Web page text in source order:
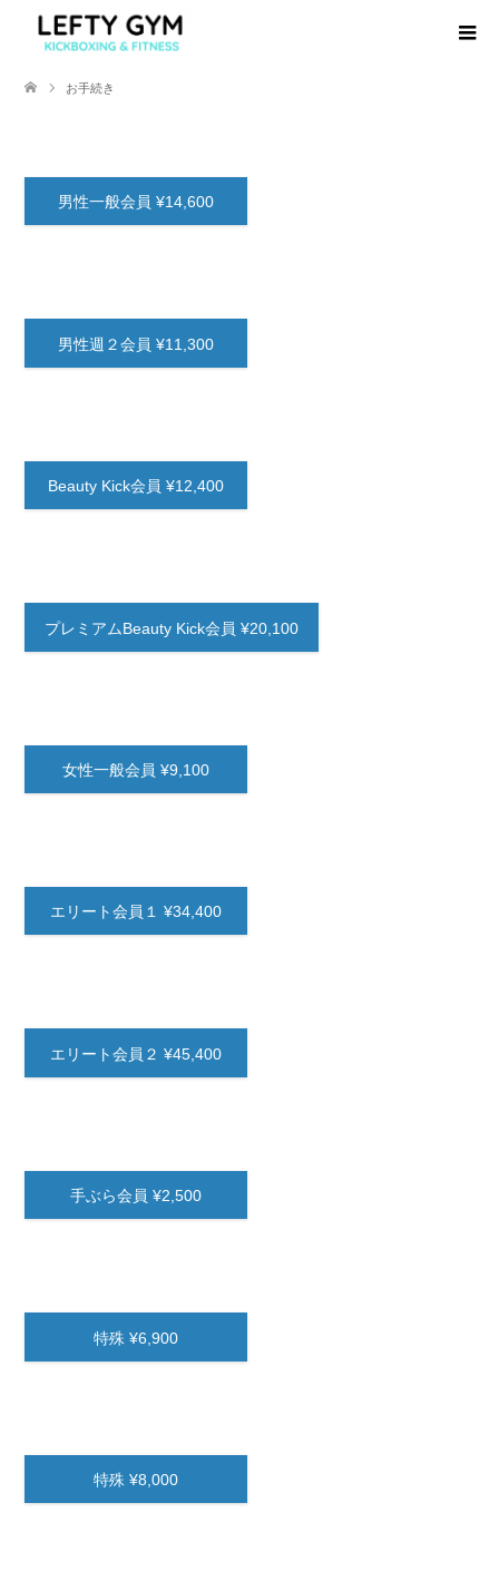
お手続き
男性一般会員 ¥14,600
男性週２会員 ¥11,300
Beauty Kick会員 ¥12,400
プレミアムBeauty Kick会員 ¥20,100
女性一般会員 ¥9,100
エリート会員１ ¥34,400
エリート会員２ ¥45,400
手ぶら会員 ¥2,500
特殊 ¥6,900
特殊 ¥8,000